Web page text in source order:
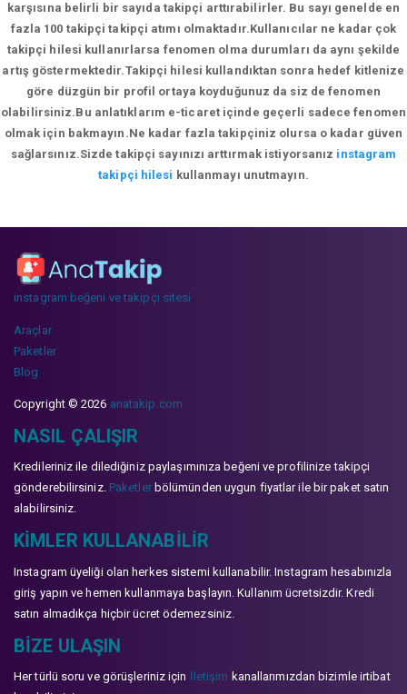
karşısına belirli bir sayıda takipçi arttırabilirler. Bu sayı genelde en
fazla 100 takipçi takipçi atımı olmaktadır.Kullanıcılar ne kadar çok
takipçi hilesi kullanırlarsa fenomen olma durumları da aynı şekilde
artış göstermektedir.Takipçi hilesi kullandıktan sonra hedef kitlenize
göre düzgün bir profil ortaya koyduğunuz da siz de fenomen
olabilirsiniz.Bu anlatıklarım e-ticaret içinde geçerli sadece fenomen
olmak için bakmayın.Ne kadar fazla takipçiniz olursa o kadar güven
sağlarsınız.Sizde takipçi sayınızı arttırmak istiyorsanız instagram
takipçi hilesi kullanmayı unutmayın.
instagram beğeni ve takipçi sitesi
Araçlar
Paketler
Blog
Copyright © 2026 anatakip.com
NASIL ÇALIŞIR
Kredileriniz ile dilediğiniz paylaşımınıza beğeni ve profilinize takipçi
gönderebilirsiniz. Paketlerbölümünden uygun fiyatlar ile bir paket satın
alabilirsiniz.
KIMLER KULLANABILIR
Instagram üyeliği olan herkes sistemi kullanabilir. Instagram hesabınızla
giriş yapın ve hemen kullanmaya başlayın. Kullanım ücretsizdir. Kredi
satın almadıkça hiçbir ücret ödemezsiniz.
BIZE ULAŞIN
Her türlü soru ve görüşleriniz için İletişim kanallarımızdan bizimle irtibat